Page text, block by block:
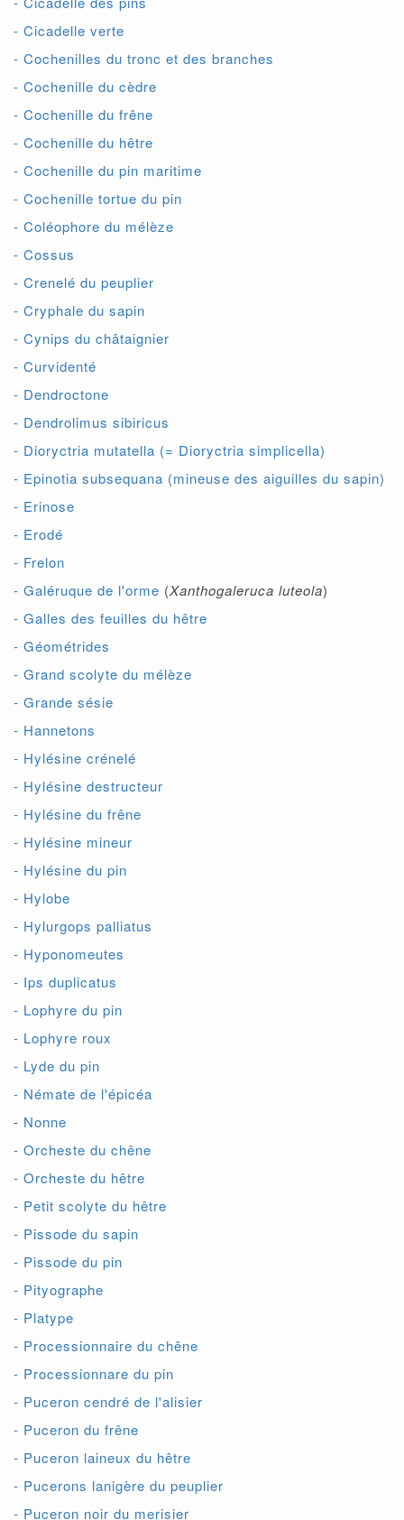
- Cicadelle verte
- Cochenilles du tronc et des branches
- Cochenille du cèdre
- Cochenille du frêne
- Cochenille du hêtre
- Cochenille du pin maritime
- Cochenille tortue du pin
- Coléophore du mélèze
- Cossus
- Crenelé du peuplier
- Cryphale du sapin
- Cynips du châtaignier
- Curvidenté
- Dendroctone
- Dendrolimus sibiricus
- Dioryctria mutatella (= Dioryctria simplicella)
- Epinotia subsequana (mineuse des aiguilles du sapin)
- Erinose
- Erodé
- Frelon
- Galéruque de l'orme (Xanthogaleruca luteola)
- Galles des feuilles du hêtre
- Géométrides
- Grand scolyte du mélèze
- Grande sésie
- Hannetons
- Hylésine crénelé
- Hylésine destructeur
- Hylésine du frêne
- Hylésine mineur
- Hylésine du pin
- Hylobe
- Hylurgops palliatus
- Hyponomeutes
- Ips duplicatus
- Lophyre du pin
- Lophyre roux
- Lyde du pin
- Némate de l'épicéa
- Nonne
- Orcheste du chêne
- Orcheste du hêtre
- Petit scolyte du hêtre
- Pissode du sapin
- Pissode du pin
- Pityographe
- Platype
- Processionnaire du chêne
- Processionnare du pin
- Puceron cendré de l'alisier
- Puceron du frêne
- Puceron laineux du hêtre
- Pucerons lanigère du peuplier
- Puceron noir du merisier